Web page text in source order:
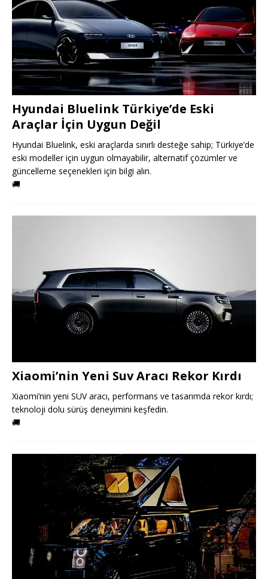
Hyundai Bluelink Türkiye’de Eski
Araçlar İçin Uygun Değil
Hyundai Bluelink, eski araçlarda sınırlı desteğe sahip; Türkiye’de
eski modeller için uygun olmayabilir, alternatif çözümler ve
güncelleme seçenekleri için bilgi alın.
🚚
Xiaomi’nin Yeni Suv Aracı Rekor Kırdı
Xiaomi’nin yeni SUV aracı, performans ve tasarımda rekor kırdı;
teknoloji dolu sürüş deneyimini keşfedin.
🚚